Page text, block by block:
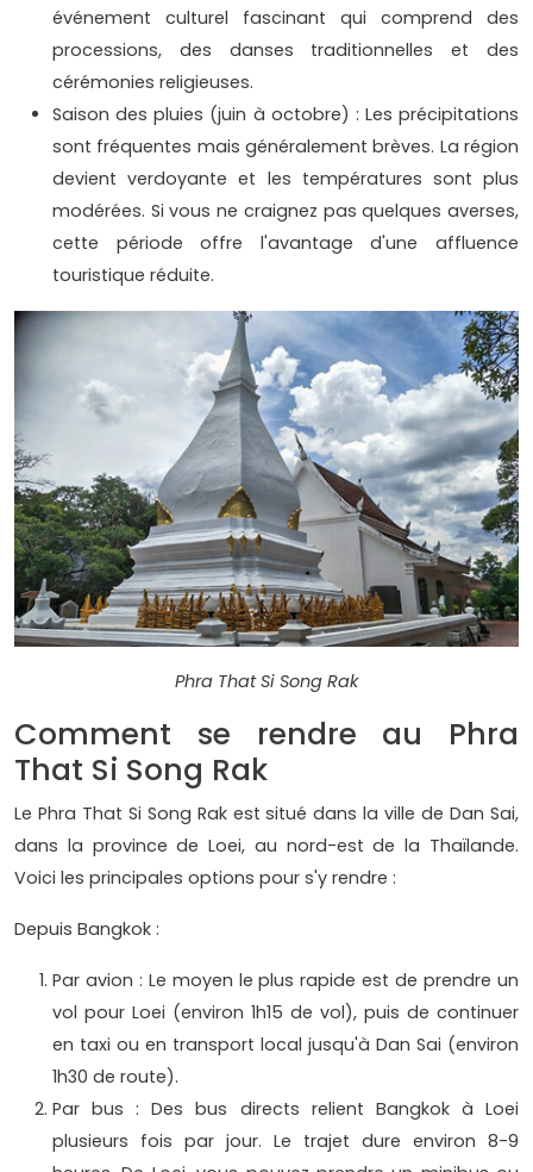
événement culturel fascinant qui comprend des
processions, des danses traditionnelles et des
cérémonies religieuses.
Saison des pluies (juin à octobre) : Les précipitations
sont fréquentes mais généralement brèves. La région
devient verdoyante et les températures sont plus
modérées. Si vous ne craignez pas quelques averses,
cette période offre l'avantage d'une affluence
touristique réduite.
Phra That Si Song Rak
Comment se rendre au Phra
That Si Song Rak
Le Phra That Si Song Rak est situé dans la ville de Dan Sai,
dans la province de Loei, au nord-est de la Thaïlande.
Voici les principales options pour s'y rendre :
Depuis Bangkok :
Par avion : Le moyen le plus rapide est de prendre un
vol pour Loei (environ 1h15 de vol), puis de continuer
en taxi ou en transport local jusqu'à Dan Sai (environ
1h30 de route).
Par bus : Des bus directs relient Bangkok à Loei
plusieurs fois par jour. Le trajet dure environ 8-9